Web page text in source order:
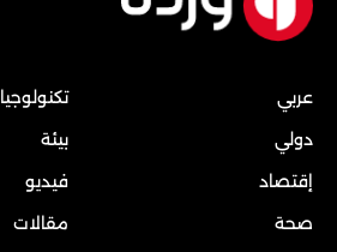
عربي
دولي
إقتصاد
صحة
تكنولوجيا
بيئة
فيديو
مقالات